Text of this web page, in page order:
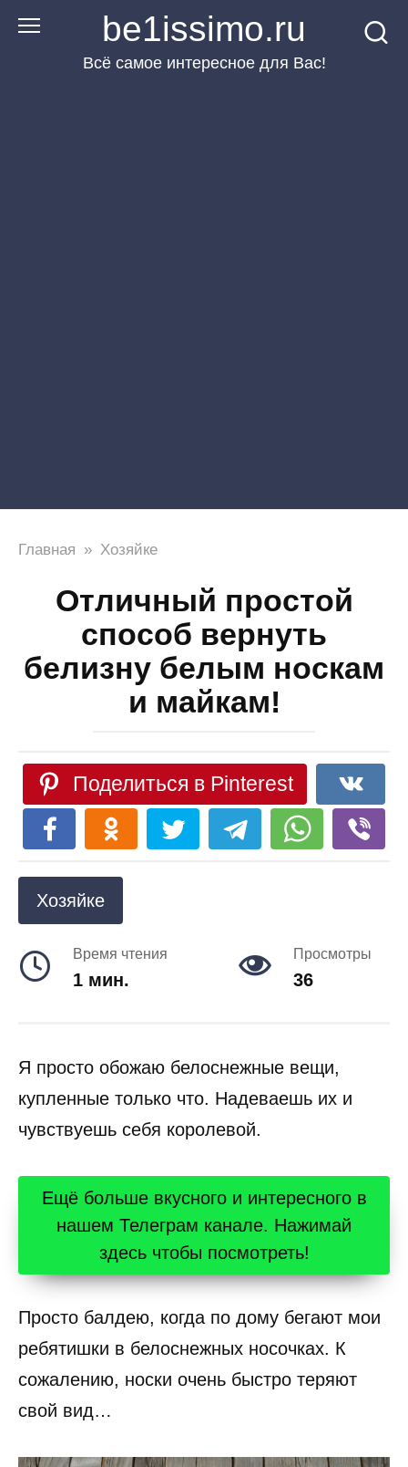
Перейти
be1issimo.ru
Всё самое интересное для Вас!
Главная » Хозяйке
Отличный простой
способ вернуть
белизну белым носкам
и майкам!
Поделиться в Pinterest
Хозяйке
Время чтения
1 мин.
Просмотры
36
Я просто обожаю белоснежные вещи,
купленные только что. Надеваешь их и
чувствуешь себя королевой.
Ещё больше вкусного и интересного в
нашем Телеграм канале. Нажимай
здесь чтобы посмотреть!
Просто балдею, когда по дому бегают мои
ребятишки в белоснежных носочках. К
сожалению, носки очень быстро теряют
свой вид…